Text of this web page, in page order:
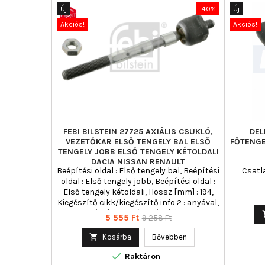
-40%
Új
Akciós!
FEBI BILSTEIN 27725 AXIÁLIS CSUKLÓ,
VEZETŐKAR ELSŐ TENGELY BAL ELSŐ
TENGELY JOBB ELSŐ TENGELY KÉTOLDALI
DACIA NISSAN RENAULT
Beépítési oldal : Első tengely bal, Beépítési
oldal : Első tengely jobb, Beépítési oldal :
Első tengely kétoldali, Hossz [mm] : 194,
Kiegészítő cikk/kiegészítő info 2 : anyával,
Kiegészítő cikk/kiegészítő info :
ellenanyával, Külső menet [mm] : M12 x 1,
Külső menet [mm] : M14 x 1,5, Tömeg [kg] :
0,430
Ár
5 555 Ft Normál
9 258 Ft
 Kosárba Bővebben
 Raktáron
Új
Akciós!